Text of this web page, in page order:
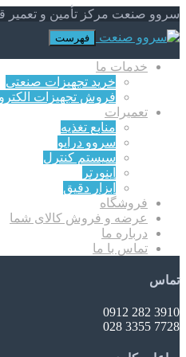
سروو صنعت مرکز تأمین و تعمیر
فهرست
خدمات ما
خرید تجهیزات صنعتی
فروش تجهیزات
تعمیرات
منابع تغذیه
سروو درایو
سیستم کنترل
اینورتر
ابزار دقیق
فروشگاه
عرضه و فروش کالای شما
درباره ما
تماس با ما
تماس
3910 282 0912
7728 3355 028